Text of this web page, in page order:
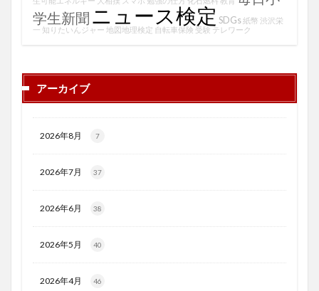
学生新聞 ニュース検定 SDGs紙幣 渋沢栄
一 知りたいんジャー 地図地理検定 自転車保険 受験テレワーク
アーカイブ
2026年8月 7
2026年7月 37
2026年6月 38
2026年5月 40
2026年4月 46